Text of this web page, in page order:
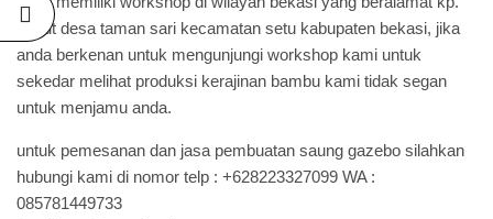
bunut desa taman sari kecamatan setu kabupaten bekasi, jika
anda berkenan untuk mengunjungi workshop kami untuk
sekedar melihat produksi kerajinan bambu kami tidak segan
untuk menjamu anda.
untuk pemesanan dan jasa pembuatan saung gazebo silahkan
hubungi kami di nomor telp : +628223327099 WA :
085781449733